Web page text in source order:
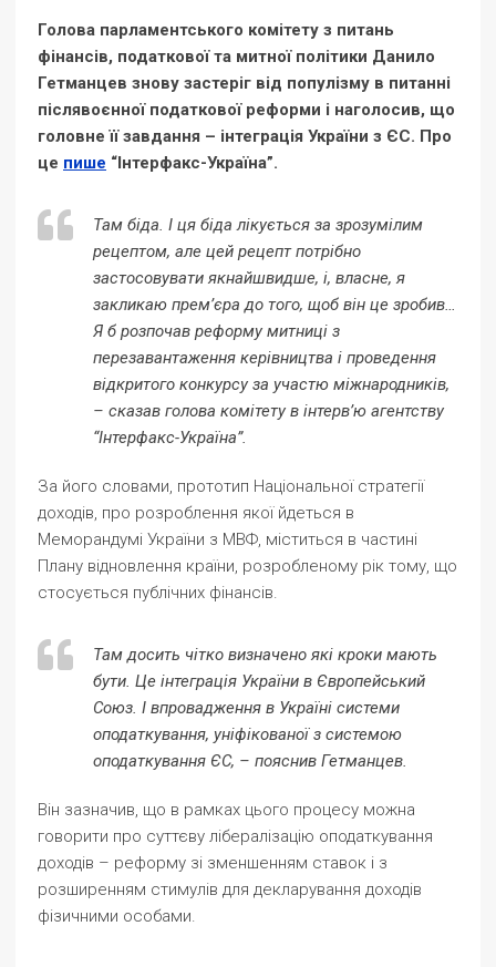
Голова парламентського комітету з питань
фінансів, податкової та митної політики Данило
Гетманцев знову застеріг від популізму в питанні
післявоєнної податкової реформи і наголосив, що
головне її завдання – інтеграція України з ЄС. Про
це пише “Інтерфакс-Україна”.
Там біда. І ця біда лікується за зрозумілим
рецептом, але цей рецепт потрібно
застосовувати якнайшвидше, і, власне, я
закликаю прем’єра до того, щоб він це зробив…
Я б розпочав реформу митниці з
перезавантаження керівництва і проведення
відкритого конкурсу за участю міжнародників,
– сказав голова комітету в інтерв’ю агентству
“Інтерфакс-Україна”.
За його словами, прототип Національної стратегії
доходів, про розроблення якої йдеться в
Меморандумі України з МВФ, міститься в частині
Плану відновлення країни, розробленому рік тому, що
стосується публічних фінансів.
Там досить чітко визначено які кроки мають
бути. Це інтеграція України в Європейський
Союз. І впровадження в Україні системи
оподаткування, уніфікованої з системою
оподаткування ЄС, – пояснив Гетманцев.
Він зазначив, що в рамках цього процесу можна
говорити про суттєву лібералізацію оподаткування
доходів – реформу зі зменшенням ставок і з
розширенням стимулів для декларування доходів
фізичними особами.